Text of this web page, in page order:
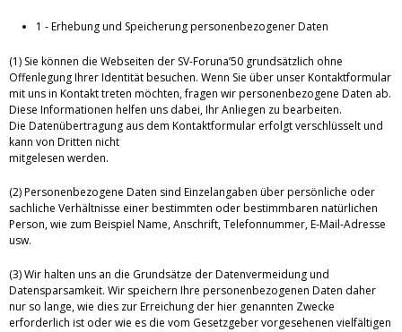
1 - Erhebung und Speicherung personenbezogener Daten
(1) Sie können die Webseiten der SV-Foruna’50 grundsätzlich ohne
Offenlegung Ihrer Identität besuchen. Wenn Sie über unser Kontaktformular
mit uns in Kontakt treten möchten, fragen wir personenbezogene Daten ab.
Diese Informationen helfen uns dabei, Ihr Anliegen zu bearbeiten.
Die Datenübertragung aus dem Kontaktformular erfolgt verschlüsselt und
kann von Dritten nicht
mitgelesen werden.
(2) Personenbezogene Daten sind Einzelangaben über persönliche oder
sachliche Verhältnisse einer bestimmten oder bestimmbaren natürlichen
Person, wie zum Beispiel Name, Anschrift, Telefonnummer, E-Mail-Adresse
usw.
(3) Wir halten uns an die Grundsätze der Datenvermeidung und
Datensparsamkeit. Wir speichern Ihre personenbezogenen Daten daher
nur so lange, wie dies zur Erreichung der hier genannten Zwecke
erforderlich ist oder wie es die vom Gesetzgeber vorgesehenen vielfältigen